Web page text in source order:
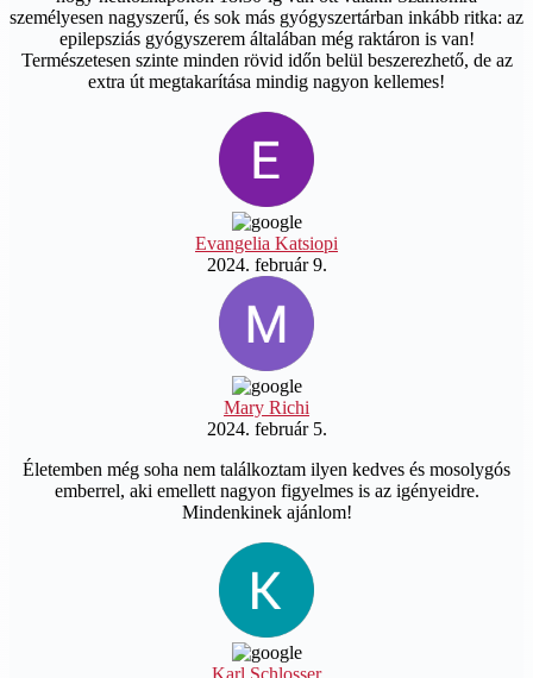
személyesen nagyszerű, és sok más gyógyszertárban inkább ritka: az
epilepsziás gyógyszerem általában még raktáron is van!
Természetesen szinte minden rövid időn belül beszerezhető, de az
extra út megtakarítása mindig nagyon kellemes!
Evangelia Katsiopi
2024. február 9.
Mary Richi
2024. február 5.
Életemben még soha nem találkoztam ilyen kedves és mosolygós
emberrel, aki emellett nagyon figyelmes is az igényeidre.
Mindenkinek ajánlom!
Karl Schlosser